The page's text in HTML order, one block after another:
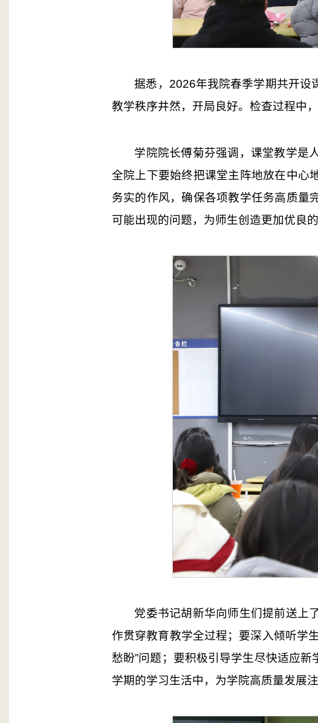
据悉，2026年我院春季学期共开设
教学秩序井然，开局良好。检查过程中
学院院长傅菊芬强调，课堂教学是
全院上下要始终把课堂主阵地放在中心
务实的作风，确保各项教学任务高质量
可能出现的问题，为师生创造更加优良
党委书记胡新华向师生们提前送上
作贯穿教育教学全过程；要深入倾听学
愁盼”问题；要积极引导学生尽快适应
学期的学习生活中，为学院高质量发展注